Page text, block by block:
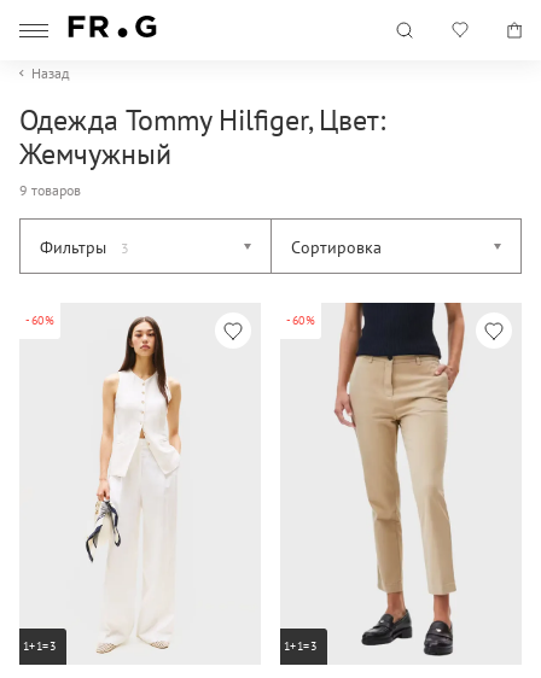
Назад
Одежда Tommy Hilfiger, Цвет:
Жемчужный
9 товаров
Фильтры 3 Сортировка
-60%
1+1=3
-60%
1+1=3